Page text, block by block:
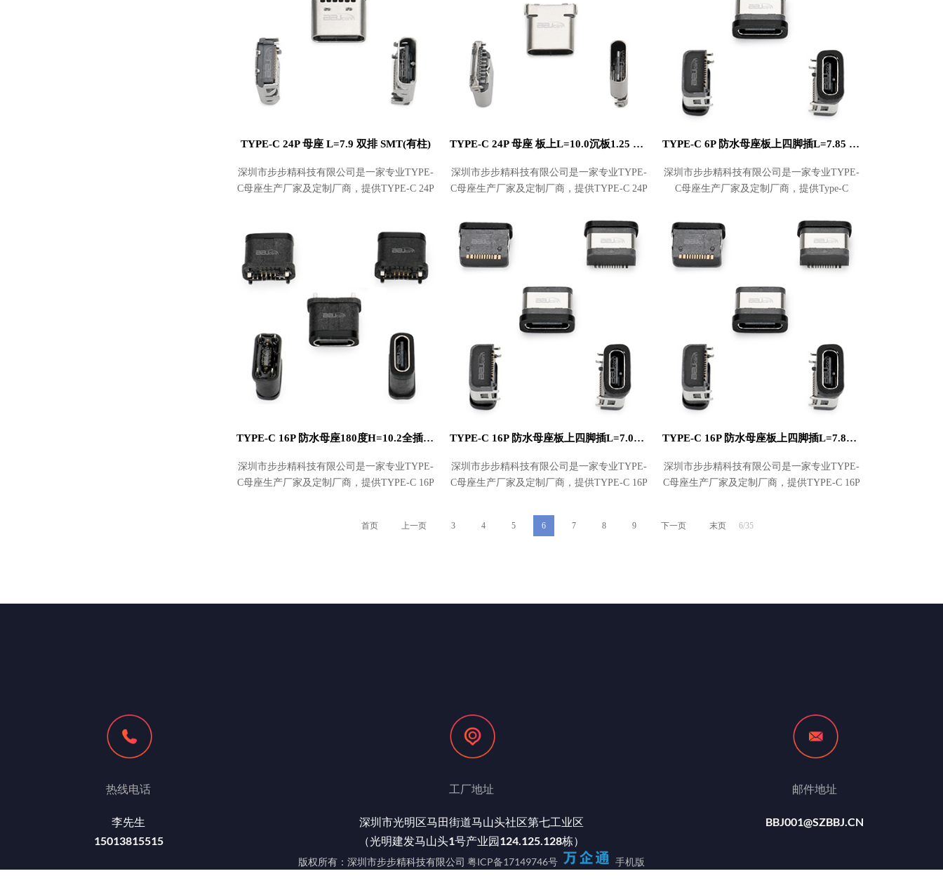
TYPE-C 24P 母座 L=7.9 双排 SMT(有柱)
深圳市步步精科技有限公司是一家专业TYPE-
C母座生产厂家及定制厂商，提供TYPE-C 24P
TYPE-C 24P 母座 板上L=10.0沉板1.25 外壳无固定脚
深圳市步步精科技有限公司是一家专业TYPE-
C母座生产厂家及定制厂商，提供TYPE-C 24P
TYPE-C 6P 防水母座板上四脚插L=7.85 带柱IPX7
深圳市步步精科技有限公司是一家专业TYPE-
C母座生产厂家及定制厂商，提供Type-C
TYPE-C 16P 防水母座180度H=10.2全插IP67
深圳市步步精科技有限公司是一家专业TYPE-
C母座生产厂家及定制厂商，提供TYPE-C 16P
TYPE-C 16P 防水母座板上四脚插L=7.05带柱IPX6
深圳市步步精科技有限公司是一家专业TYPE-
C母座生产厂家及定制厂商，提供TYPE-C 16P
价格实惠。产
TYPE-C 16P 防水母座板上四脚插L=7.85带柱IPX7
深圳市步步精科技有限公司是一家专业TYPE-
C母座生产厂家及定制厂商，提供TYPE-C 16P
首页 上一页 3 4 5 6 7 8 9 下一页 末页 6/35
热线电话
李先生
15013815515
工厂地址
深圳市光明区马田街道马山头社区第七工业区
（光明建发马山头1号产业园124.125.128栋）
邮件地址
BBJ001@SZBBJ.CN
版权所有：深圳市步步精科技有限公司 粤ICP备17149746号 手机版